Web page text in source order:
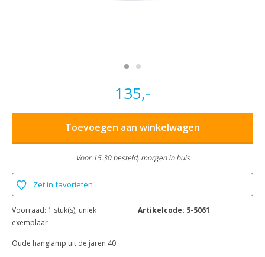
135,-
Toevoegen aan winkelwagen
Voor 15.30 besteld, morgen in huis
Zet in favorieten
Voorraad: 1 stuk(s), uniek
exemplaar
Artikelcode: 5-5061
Oude hanglamp uit de jaren 40.